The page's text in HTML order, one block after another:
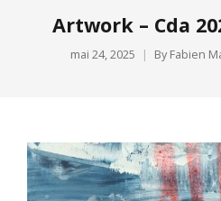
Artwork – Cda
mai 24, 2025 By Fabien